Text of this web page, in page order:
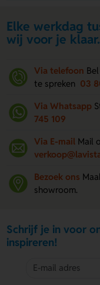
Elke werkdag
wij voor je klaar.
Via telefoon
te spreken 03
Via Whatsapp
745 109
Via E-mail Mail
Bezoek ons
showroom.
Schrijf je in voor
inspireren!